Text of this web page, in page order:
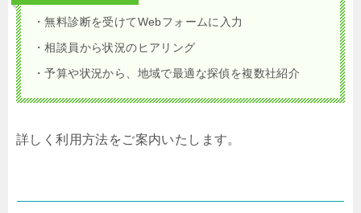
・無料診断を受けてWebフォームに入力
・相談員から状況のヒアリング
・予算や状況から、地域で最適な探偵を複数社紹介
詳しく利用方法をご案内いたします。